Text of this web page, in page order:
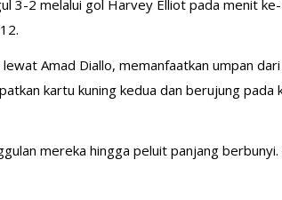
3-2 melalui gol Harvey Elliot pada menit
Amad Diallo, memanfaatkan umpan
kartu kuning kedua dan berujung
mereka hingga peluit panjang